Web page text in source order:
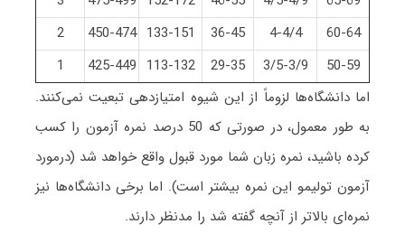
60-64
4-4/4
36-45
133-151
450-474
2
50-59
3/5-3/9
29-35
113-132
425-449
1
اما دانشگاه‌ها لزوماً از این شیوه امتیازدهی تبعیت نمی‌کنند.
به طور معمول، در صورتی که 50 درصد نمره آزمون را کسب
کرده باشید، نمره زبان شما مورد قبول واقع خواهد شد (درمورد
آزمون تولیمو این نمره بیشتر است). اما برخی دانشگاه‌ها نیز
نمره‌ای بالاتر از آنچه گفته شد را مدنظر دارند.